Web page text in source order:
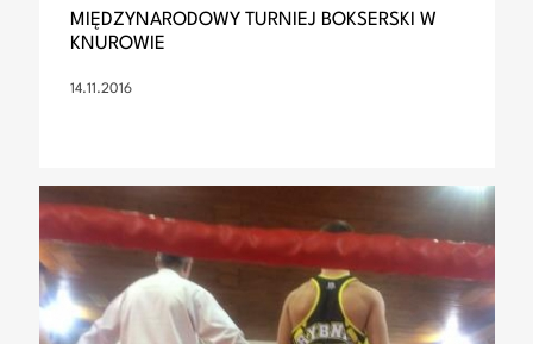
MIĘDZYNARODOWY TURNIEJ BOKSERSKI W
KNUROWIE
14.11.2016